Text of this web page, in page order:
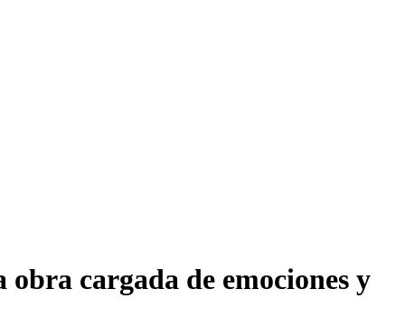
cargada de emociones y